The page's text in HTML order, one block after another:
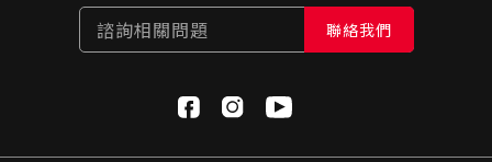
諮詢相關問題 聯絡我們